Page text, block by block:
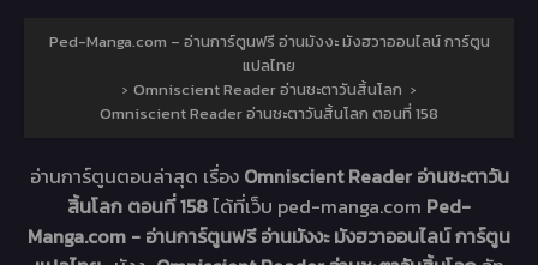
Ped-Manga.com – อ่านการ์ตูนฟรี อ่านมังงะ มังฮวาออนไลน์ การ์ตูน
แปลไทย
› Omniscient Reader อ่านชะตาวันสิ้นโลก ›
Omniscient Reader อ่านชะตาวันสิ้นโลก ตอนที่ 158
อ่านการ์ตูนตอนล่าสุด เรื่อง Omniscient Reader อ่านชะตาวัน
สิ้นโลก ตอนที่ 158ได้ที่เว็บ ped-manga.com Ped-
Manga.com - อ่านการ์ตูนฟรี อ่านมังงะ มังฮวาออนไลน์ การ์ตูน